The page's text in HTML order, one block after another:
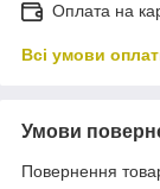
Оплата на
Всі умови
Умови
Повернення